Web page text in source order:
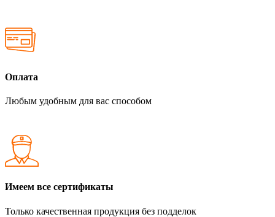
Оплата
Любым удобным для вас способом
Имеем все сертификаты
Только качественная продукция без подделок